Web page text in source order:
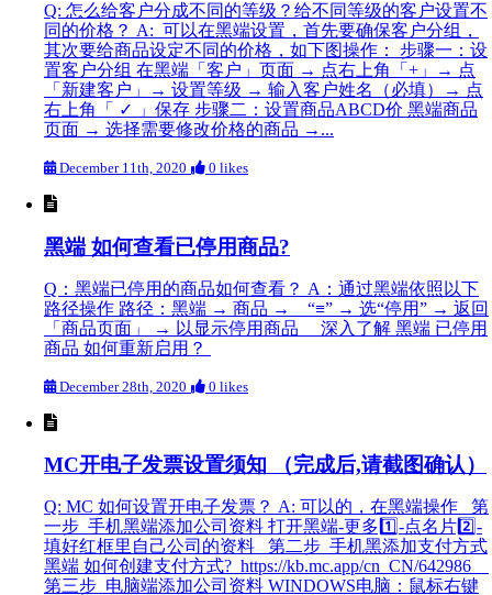
Q: 怎么给客户分成不同的等级？给不同等级的客户设置不
同的价格？ A: 可以在黑端设置，首先要确保客户分组，
其次要给商品设定不同的价格，如下图操作： 步骤一：设
置客户分组 在黑端「客户」页面 → 点右上角「+」→ 点
「新建客户」→ 设置等级 → 输入客户姓名（必填）→ 点
右上角「 ✓ 」保存 步骤二：设置商品ABCD价 黑端商品
页面 → 选择需要修改价格的商品 →...
December 11th, 2020 0 likes
黑端 如何查看已停用商品?
Q：黑端已停用的商品如何查看？ A：通过黑端依照以下
路径操作 路径：黑端 → 商品 → “≡” → 选“停用” → 返回
「商品页面」 → 以显示停用商品 深入了解 黑端 已停用
商品 如何重新启用？
December 28th, 2020 0 likes
MC开电子发票设置须知 （完成后,请截图确认）
Q: MC 如何设置开电子发票？ A: 可以的，在黑端操作 第
一步 手机黑端添加公司资料 打开黑端-更多1️⃣-点名片2️⃣-
填好红框里自己公司的资料 第二步 手机黑添加支付方式
黑端 如何创建支付方式? https://kb.mc.app/cn_CN/642986
第三步 电脑端添加公司资料 WINDOWS电脑：鼠标右键